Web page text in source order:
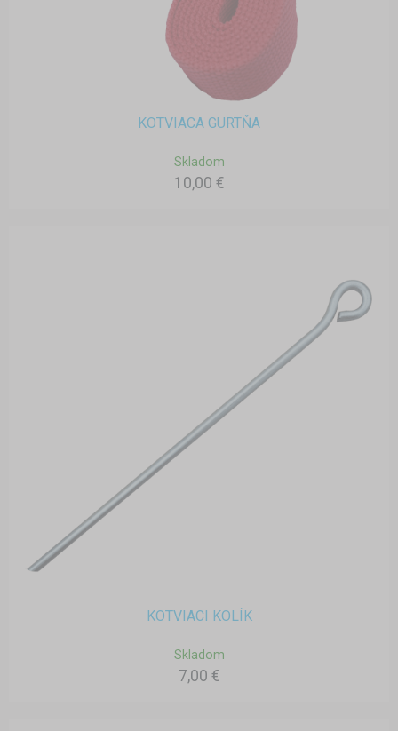
KOTVIACA GURTŇA
Skladom
10,00 €
KOTVIACI KOLÍK
Skladom
7,00 €